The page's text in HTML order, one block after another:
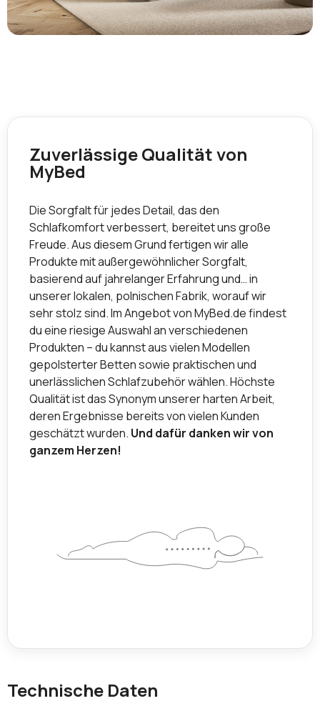
Zuverlässige Qualität von
MyBed
Die Sorgfalt für jedes Detail, das den
Schlafkomfort verbessert, bereitet uns große
Freude. Aus diesem Grund fertigen wir alle
Produkte mit außergewöhnlicher Sorgfalt,
basierend auf jahrelanger Erfahrung und… in
unserer lokalen, polnischen Fabrik, worauf wir
sehr stolz sind. Im Angebot von MyBed.de findest
du eine riesige Auswahl an verschiedenen
Produkten – du kannst aus vielen Modellen
gepolsterter Betten sowie praktischen und
unerlässlichen Schlafzubehör wählen. Höchste
Qualität ist das Synonym unserer harten Arbeit,
deren Ergebnisse bereits von vielen Kunden
geschätzt wurden. Und dafür danken wir von
ganzem Herzen!
Technische Daten